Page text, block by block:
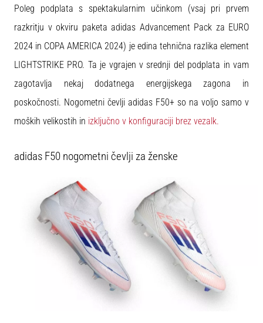
Poleg podplata s spektakularnim učinkom (vsaj pri prvem
razkritju v okviru paketa adidas Advancement Pack za EURO
2024 in COPA AMERICA 2024) je edina tehnična razlika element
LIGHTSTRIKE PRO. Ta je vgrajen v srednji del podplata in vam
zagotavlja nekaj dodatnega energijskega zagona in
poskočnosti. Nogometni čevlji adidas F50+ so na voljo samo v
moških velikostih in izključno v konfiguraciji brez vezalk.
adidas F50 nogometni čevlji za ženske